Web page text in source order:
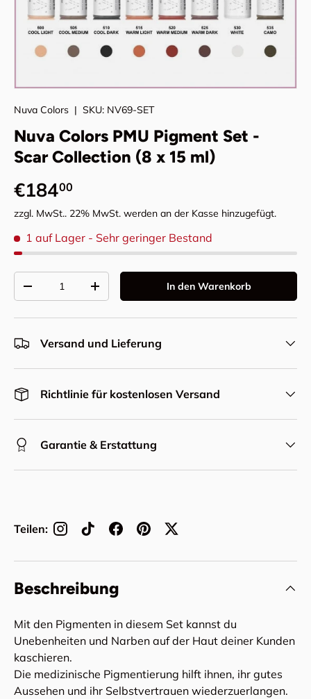
Nuva Colors | SKU: NV69-SET
Nuva Colors PMU Pigment Set -
Scar Collection (8 x 15 ml)
Normaler Preis
€18400
zzgl. MwSt.. 22% MwSt. werden an der Kasse hinzugefügt.
1 auf Lager - Sehr geringer Bestand
Menge verringernMenge erhöhen In den Warenkorb
Versand und Lieferung
Richtlinie für kostenlosen Versand
Garantie & Erstattung
Teilen:
Beschreibung
Mit den Pigmenten in diesem Set kannst du
Unebenheiten und Narben auf der Haut deiner Kunden
kaschieren.
Die medizinische Pigmentierung hilft ihnen, ihr gutes
Aussehen und ihr Selbstvertrauen wiederzuerlangen.